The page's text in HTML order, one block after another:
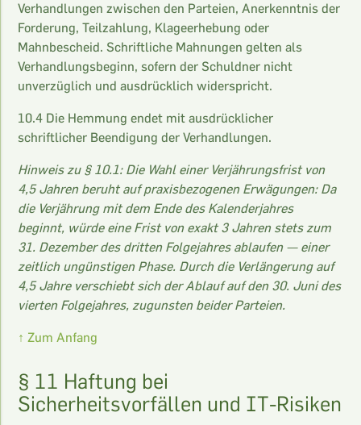
Verhandlungen zwischen den Parteien, Anerkenntnis der
Forderung, Teilzahlung, Klageerhebung oder
Mahnbescheid. Schriftliche Mahnungen gelten als
Verhandlungsbeginn, sofern der Schuldner nicht
unverzüglich und ausdrücklich widerspricht.
10.4 Die Hemmung endet mit ausdrücklicher
schriftlicher Beendigung der Verhandlungen.
Hinweis zu § 10.1: Die Wahl einer Verjährungsfrist von
4,5 Jahren beruht auf praxisbezogenen Erwägungen: Da
die Verjährung mit dem Ende des Kalenderjahres
beginnt, würde eine Frist von exakt 3 Jahren stets zum
31. Dezember des dritten Folgejahres ablaufen — einer
zeitlich ungünstigen Phase. Durch die Verlängerung auf
4,5 Jahre verschiebt sich der Ablauf auf den 30. Juni des
vierten Folgejahres, zugunsten beider Parteien.
↑ Zum Anfang
§ 11 Haftung bei
Sicherheitsvorfällen und IT-Risiken